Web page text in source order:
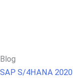
Blog
SAP S/4HANA